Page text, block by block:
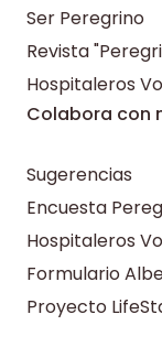
Ser Peregrino
Revista
Hospitaleros
Colabora con
Sugerencias
Encuesta
Hospitaleros
Formulario
Proyecto